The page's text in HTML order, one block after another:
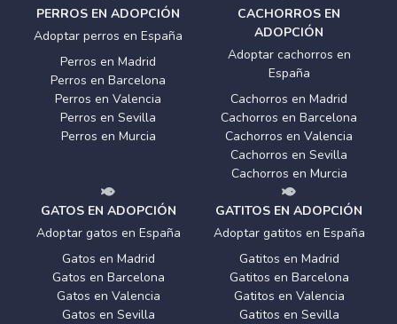
PERROS EN ADOPCIÓN
Adoptar perros en España
Perros en Madrid
Perros en Barcelona
Perros en Valencia
Perros en Sevilla
Perros en Murcia
CACHORROS EN
ADOPCIÓN
Adoptar cachorros en
España
Cachorros en Madrid
Cachorros en Barcelona
Cachorros en Valencia
Cachorros en Sevilla
Cachorros en Murcia
GATOS EN ADOPCIÓN
Adoptar gatos en España
Gatos en Madrid
Gatos en Barcelona
Gatos en Valencia
Gatos en Sevilla
GATITOS EN ADOPCIÓN
Adoptar gatitos en España
Gatitos en Madrid
Gatitos en Barcelona
Gatitos en Valencia
Gatitos en Sevilla